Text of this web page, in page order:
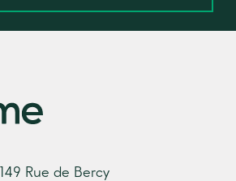
149 Rue de Bercy